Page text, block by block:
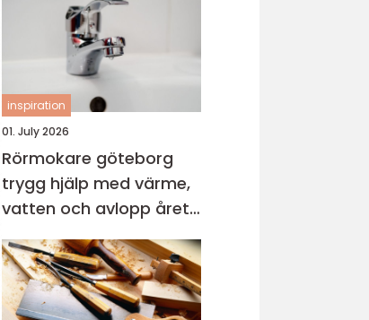
inspiration
01. July 2026
Rörmokare göteborg
trygg hjälp med värme,
vatten och avlopp året
runt